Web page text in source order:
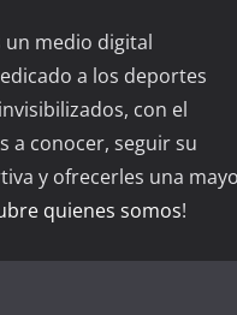
un medio digital
a los deportes
con el
a conocer, seguir su
y ofrecerles una
quienes somos!